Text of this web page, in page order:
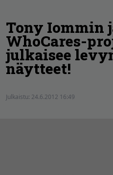
Tony Iommin
WhoCares-
julkaisee
näytteet!
Julkaistu: 24.6.2012 16:49